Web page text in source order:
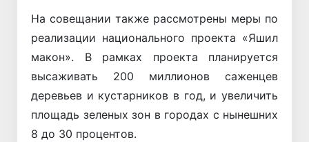
На совещании также рассмотрены меры по
реализации национального проекта «Яшил
макон». В рамках проекта планируется
высаживать 200 миллионов саженцев
деревьев и кустарников в год, и увеличить
площадь зеленых зон в городах с нынешних
8 до 30 процентов.